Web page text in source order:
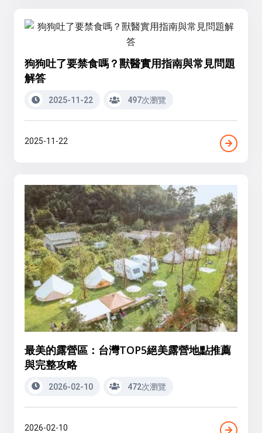
狗狗吐了要禁食嗎？獸醫實用指南與常見問題
解答
2025-11-22 497次瀏覽
2025-11-22
最美的露營區：台灣TOP5絕美露營地點推薦
與完整攻略
2026-02-10 472次瀏覽
2026-02-10